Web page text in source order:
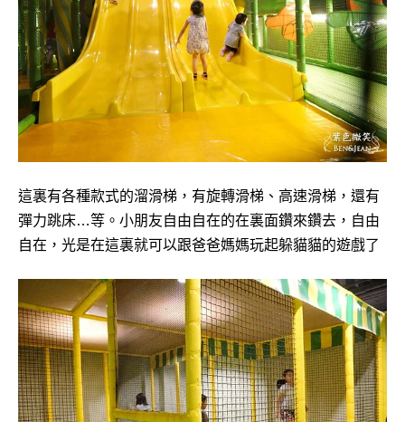
這裏有各種款式的溜滑梯，有旋轉滑梯、高速滑梯，還有
彈力跳床…等。小朋友自由自在的在裏面鑽來鑽去，自由
自在，光是在這裏就可以跟爸爸媽媽玩起躲貓貓的遊戲了